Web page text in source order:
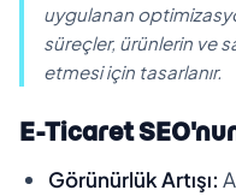
uygulanan
süreçler, ürünlerin ve
etmesi için tasarlanır.
E-Ticaret
Görünürlük Artışı: